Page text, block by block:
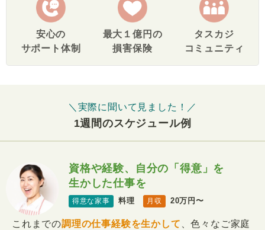
安心の
サポート体制
最大１億円の
損害保険
タスカジ
コミュニティ
＼実際に聞いて見ました！／
1週間のスケジュール例
資格や経験、自分の「得意」を
生かした仕事を
得意な家事 料理 月収 20万円〜
これまでの調理の仕事経験を生かして 、色々なご家庭